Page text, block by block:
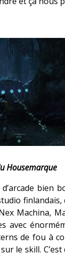
Housemarque
bien
finlandais,
Machina,
avec
de fou à
le skill.